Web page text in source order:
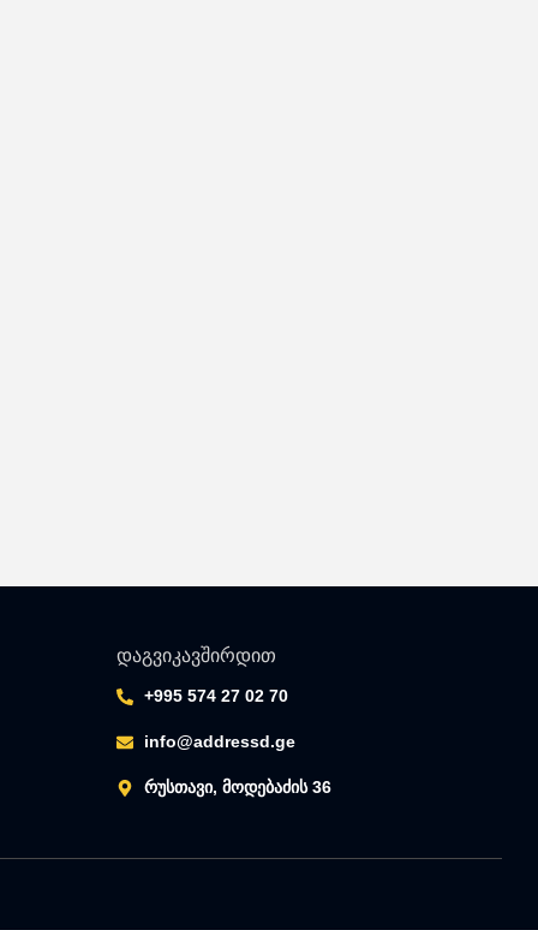
დაგვიკავშირდით
+995 574 27 02 70
info@addressd.ge
რუსთავი, მოდებაძის 36